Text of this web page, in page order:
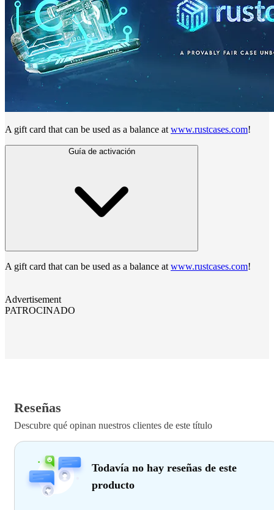
A gift card that can be used as a balance at www.rustcases.com!
Guía de activación
A gift card that can be used as a balance at www.rustcases.com!
Advertisement
PATROCINADO
Reseñas
Descubre qué opinan nuestros clientes de este título
Todavía no hay reseñas de este
producto